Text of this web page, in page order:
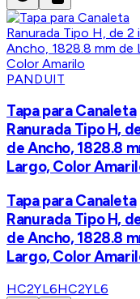
PANDUIT
Tapa para Canaleta
Ranurada Tipo H,
de Ancho, 1828.8
Largo, Color
Tapa para Canaleta
Ranurada Tipo H,
de Ancho, 1828.8
Largo, Color
HC2YL6HC2YL6